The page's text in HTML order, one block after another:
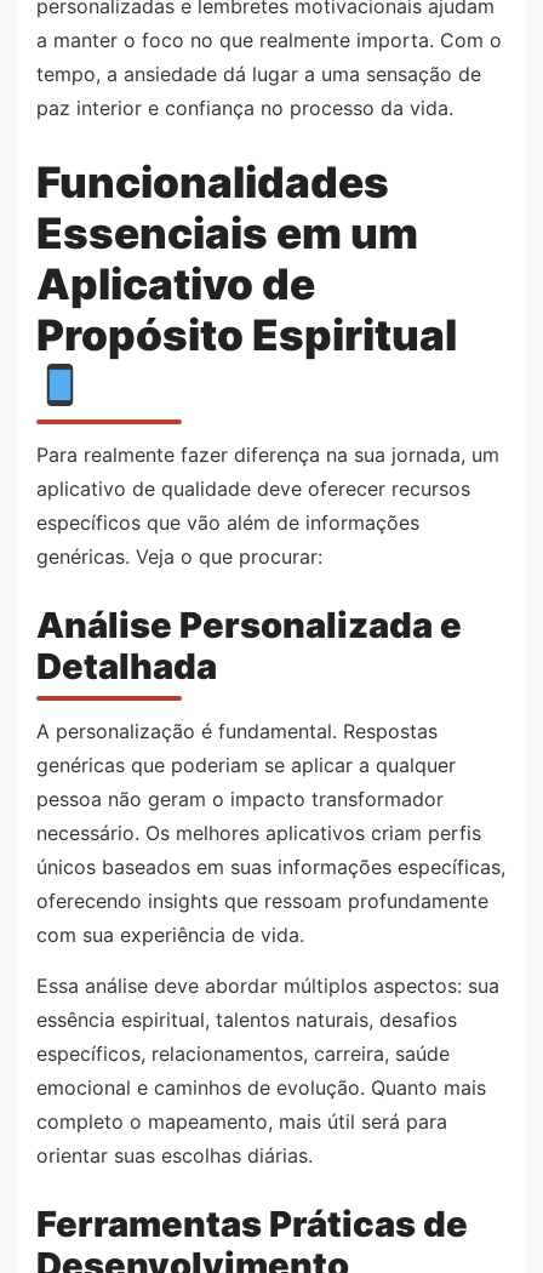
personalizadas e lembretes motivacionais ajudam
a manter o foco no que realmente importa. Com o
tempo, a ansiedade dá lugar a uma sensação de
paz interior e confiança no processo da vida.
Funcionalidades
Essenciais em um
Aplicativo de
Propósito Espiritual
Para realmente fazer diferença na sua jornada, um
aplicativo de qualidade deve oferecer recursos
específicos que vão além de informações
genéricas. Veja o que procurar:
Análise Personalizada e
Detalhada
A personalização é fundamental. Respostas
genéricas que poderiam se aplicar a qualquer
pessoa não geram o impacto transformador
necessário. Os melhores aplicativos criam perfis
únicos baseados em suas informações específicas,
oferecendo insights que ressoam profundamente
com sua experiência de vida.
Essa análise deve abordar múltiplos aspectos: sua
essência espiritual, talentos naturais, desafios
específicos, relacionamentos, carreira, saúde
emocional e caminhos de evolução. Quanto mais
completo o mapeamento, mais útil será para
orientar suas escolhas diárias.
Ferramentas Práticas de